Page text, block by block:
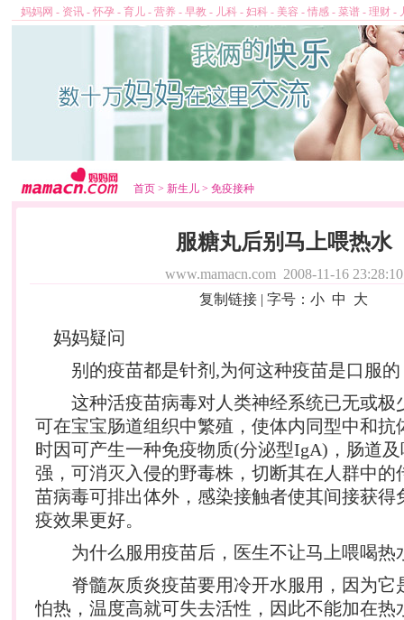
妈妈网 - 资讯 - 怀孕 - 育儿 - 营养 - 早教 - 儿科 - 妇科 - 美容 - 情感 - 菜谱 - 理财 -
首页 > 新生儿 > 免疫接种
服糖丸后别马上喂热水
www.mamacn.com 2008-11-16 23:28:10
复制链接 | 字号： 小 中 大
妈妈疑问
别的疫苗都是针剂,为何这种疫苗是口服的
这种活疫苗病毒对人类神经系统已无或极
可在宝宝肠道组织中繁殖，使体内同型中和抗
时因可产生一种免疫物质(分泌型IgA)，肠道
强，可消灭入侵的野毒株，切断其在人群中的
苗病毒可排出体外，感染接触者使其间接获得
疫效果更好。
为什么服用疫苗后，医生不让马上喂喝热
脊髓灰质炎疫苗要用冷开水服用，因为它
怕热，温度高就可失去活性，因此不能加在热